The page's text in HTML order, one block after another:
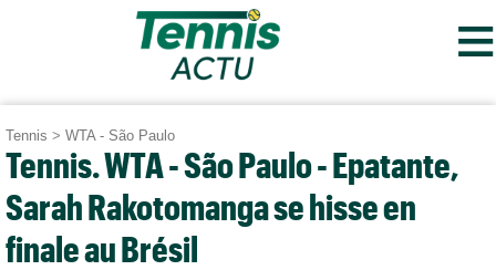
≡
Tennis > WTA - São Paulo
Tennis. WTA - São Paulo - Epatante,
Sarah Rakotomanga se hisse en
finale au Brésil